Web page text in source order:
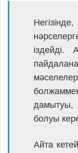
іздейді.
болуы
Айта